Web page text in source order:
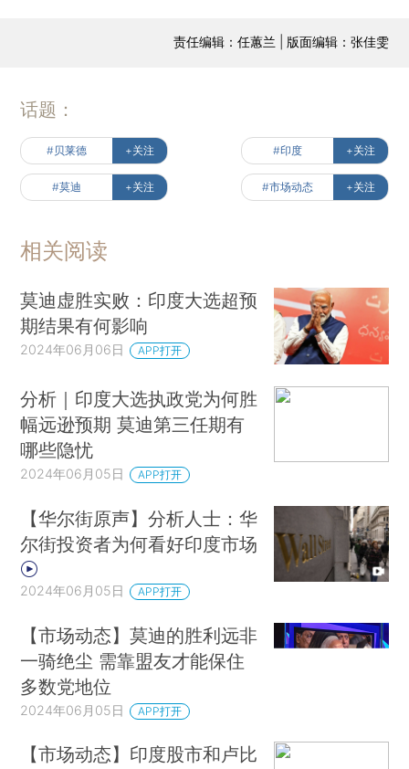
责任编辑：任蕙兰 | 版面编辑：张佳雯
话题：
#贝莱德 +关注 #印度 +关注
#莫迪 +关注 #市场动态 +关注
相关阅读
莫迪虚胜实败：印度大选超预
期结果有何影响
2024年06月06日 APP打开
分析｜印度大选执政党为何胜
幅远逊预期 莫迪第三任期有
哪些隐忧
2024年06月05日 APP打开
【华尔街原声】分析人士：华
尔街投资者为何看好印度市场
2024年06月05日 APP打开
【市场动态】莫迪的胜利远非
一骑绝尘 需靠盟友才能保住
多数党地位
2024年06月05日 APP打开
【市场动态】印度股市和卢比